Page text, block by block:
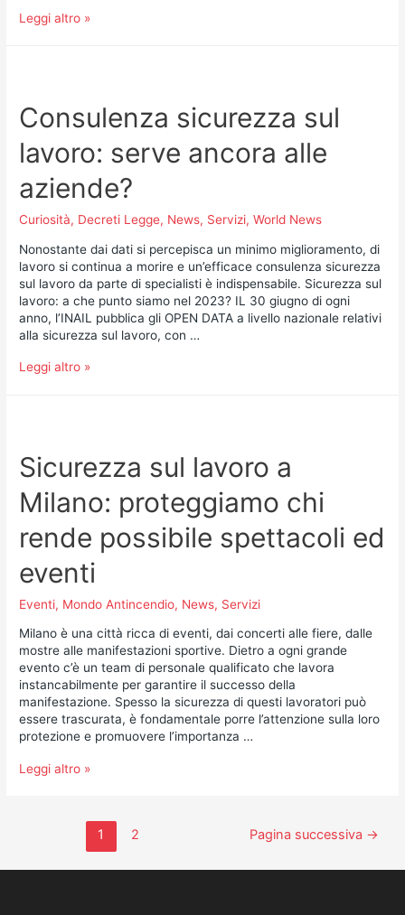
Leggi altro »
Consulenza sicurezza sul
lavoro: serve ancora alle
aziende?
Curiosità, Decreti Legge, News, Servizi,World News
Nonostante dai dati si percepisca un minimo miglioramento, di
lavoro si continua a morire e un’efficace consulenza sicurezza
sul lavoro da parte di specialisti è indispensabile. Sicurezza sul
lavoro: a che punto siamo nel 2023? IL 30 giugno di ogni
anno, l’INAIL pubblica gli OPEN DATA a livello nazionale relativi
alla sicurezza sul lavoro, con …
Leggi altro »
Sicurezza sul lavoro a
Milano: proteggiamo chi
rende possibile spettacoli ed
eventi
Eventi, Mondo Antincendio, News, Servizi
Milano è una città ricca di eventi, dai concerti alle fiere, dalle
mostre alle manifestazioni sportive. Dietro a ogni grande
evento c’è un team di personale qualificato che lavora
instancabilmente per garantire il successo della
manifestazione. Spesso la sicurezza di questi lavoratori può
essere trascurata, è fondamentale porre l’attenzione sulla loro
protezione e promuovere l’importanza …
Leggi altro »
1 2 Pagina successiva →